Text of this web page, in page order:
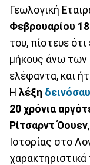
Γεωλογική
Φεβρουαρίου
του, πίστευε
μήκους άνω των
ελέφαντα, και
Η λέξη
20 χρόνια
Ρίτσαρντ Όουεν
Ιστορίας στο